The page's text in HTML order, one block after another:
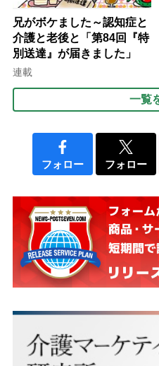
兄がボケました～認知症と
介護と老後と「第84回『特
別送達』が届きました」
連載
一覧
フォロー フォロー